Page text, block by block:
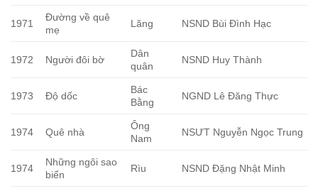
1971
Đường về quê
mẹ
Lăng NSND Bùi Đình Hạc
1972 Người đôi bờ
Dân
quân
NSND Huy Thành
1973 Độ dốc
Bác
Bằng
NGND Lê Đăng Thực
1974 Quê nhà
Ông
Nam
NSƯT Nguyễn Ngọc Trung
1974
Những ngôi sao
biển
Rìu NSND Đặng Nhật Minh